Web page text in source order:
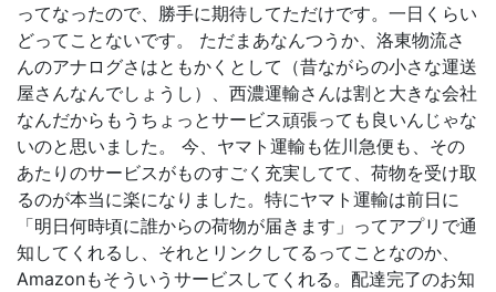
ってなったので、勝手に期待してただけです。一日くらい
どってことないです。 ただまあなんつうか、洛東物流さ
んのアナログさはともかくとして（昔ながらの小さな運送
屋さんなんでしょうし）、西濃運輸さんは割と大きな会社
なんだからもうちょっとサービス頑張っても良いんじゃな
いのと思いました。 今、ヤマト運輸も佐川急便も、その
あたりのサービスがものすごく充実してて、荷物を受け取
るのが本当に楽になりました。特にヤマト運輸は前日に
「明日何時頃に誰からの荷物が届きます」ってアプリで通
知してくれるし、それとリンクしてるってことなのか、
Amazonもそういうサービスしてくれる。配達完了のお知